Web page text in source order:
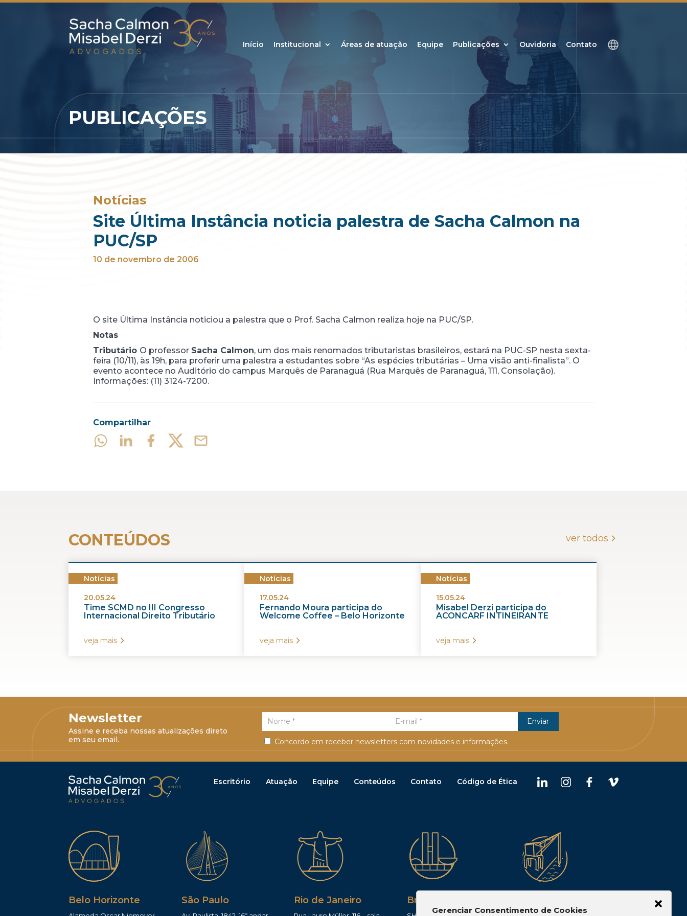
Início Institucional Áreas de atuação Equipe Publicações Ouvidoria Contato
PUBLICAÇÕES
Notícias
Site Última Instância noticia palestra de Sacha Calmon na
PUC/SP
10 de novembro de 2006
O site Última Instância noticiou a palestra que o Prof. Sacha Calmon realiza hoje na PUC/SP.
Notas
Tributário O professor Sacha Calmon, um dos mais renomados tributaristas brasileiros, estará na PUC-SP nesta sexta-
feira (10/11), às 19h, para proferir uma palestra a estudantes sobre “As espécies tributárias – Uma visão anti-finalista”. O
evento acontece no Auditório do campus Marquês de Paranaguá (Rua Marquês de Paranaguá, 111, Consolação).
Informações: (11) 3124-7200.
Compartilhar
CONTEÚDOS ver todos
Notícias
20.05.24
Time SCMD no III Congresso
Internacional Direito Tributário
veja mais
Notícias
17.05.24
Fernando Moura participa do
Welcome Coffee – Belo Horizonte
veja mais
Notícias
15.05.24
Misabel Derzi participa do
ACONCARF INTINEIRANTE
veja mais
Newsletter
Assine e receba nossas atualizações direto
em seu email.
Concordo em receber newsletters com novidades e informações.
Escritório Atuação Equipe Conteúdos Contato Código de Ética
Belo Horizonte São Paulo Rio de Janeiro Brasília
Gerenciar Consentimento de Cookies